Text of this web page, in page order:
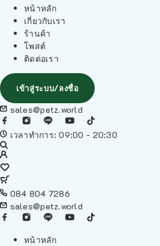
หน้าหลัก
เกี่ยวกับเรา
ร้านค้า
โพสต์
ติดต่อเรา
เข้าสู่ระบบ/ลงชื่อ
sales@petz.world
เวลาทำการ: 09:00 - 20:30
084 804 7286
sales@petz.world
หน้าหลัก